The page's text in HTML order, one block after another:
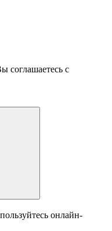
соглашаетесь с
онлайн-